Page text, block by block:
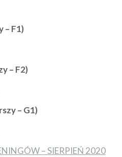
– F1)
– F2)
– G1)
– SIERPIEŃ 2020